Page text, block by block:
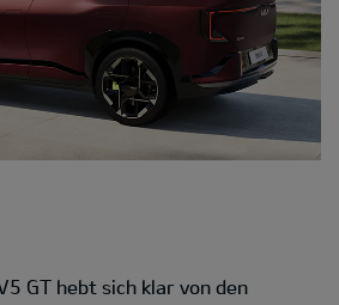
GT hebt sich klar von den